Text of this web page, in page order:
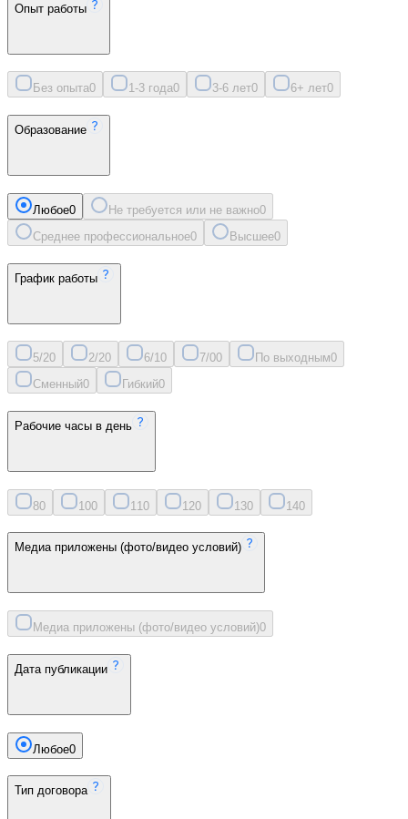
Опыт работы
Без опыта0 1-3 года0 3-6 лет0 6+ лет0
Образование
Любое0 Не требуется или не важно0
Среднее профессиональное0 Высшее0
График работы
5/20 2/20 6/10 7/00 По выходным0
Сменный0 Гибкий0
Рабочие часы в день
80 100 11 0 120 130 140
Медиа приложены (фото/видео условий)
Медиа приложены (фото/видео условий)0
Дата публикации
Любое0
Тип договора